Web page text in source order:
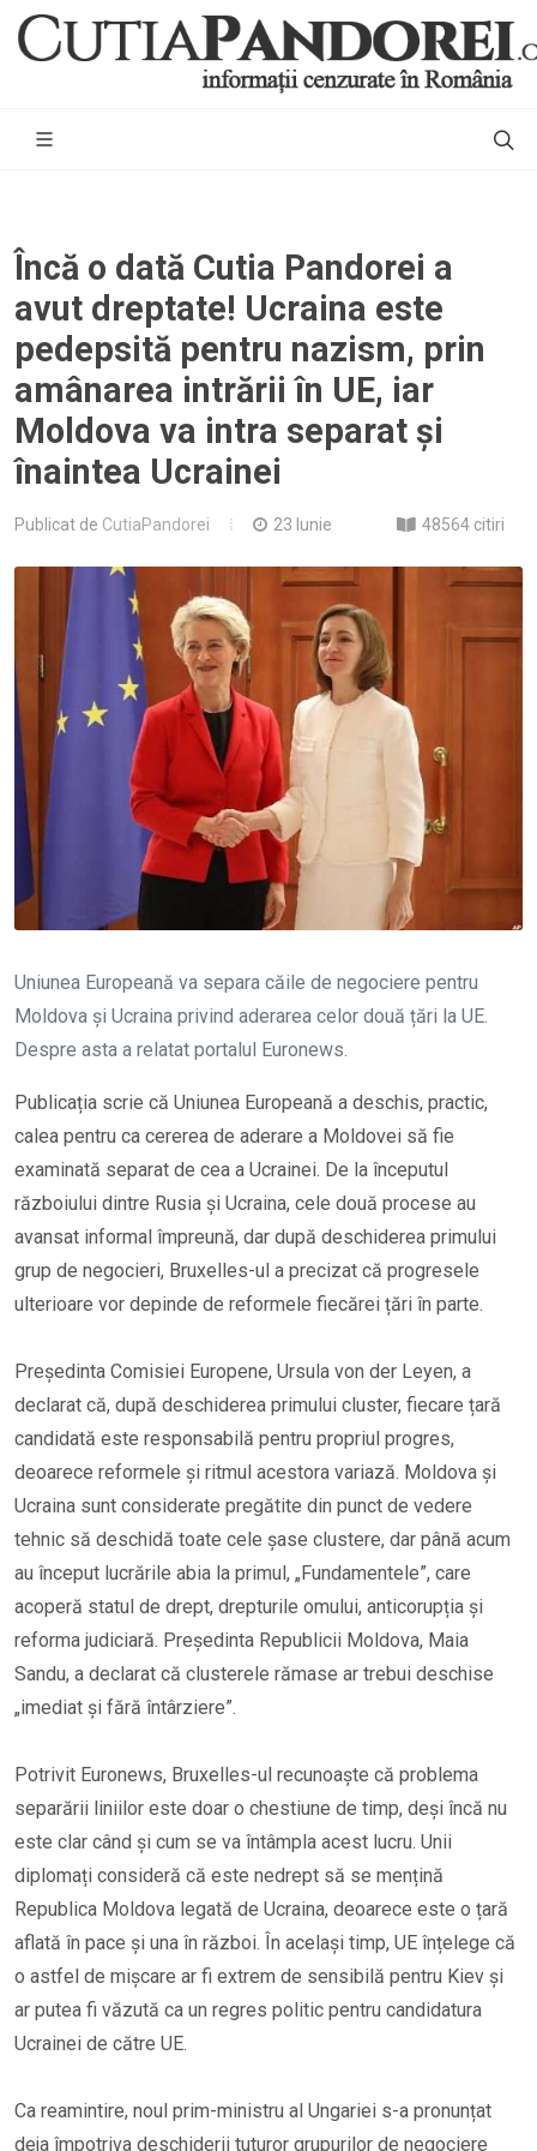
Încă o dată Cutia Pandorei a
avut dreptate! Ucraina este
pedepsită pentru nazism, prin
amânarea intrării în UE, iar
Moldova va intra separat și
înaintea Ucrainei
Publicat de CutiaPandorei 23 Iunie 48564 citiri
Uniunea Europeană va separa căile de negociere pentru
Moldova și Ucraina privind aderarea celor două țări la UE.
Despre asta a relatat portalul Euronews.
Publicația scrie că Uniunea Europeană a deschis, practic,
calea pentru ca cererea de aderare a Moldovei să fie
examinată separat de cea a Ucrainei. De la începutul
războiului dintre Rusia și Ucraina, cele două procese au
avansat informal împreună, dar după deschiderea primului
grup de negocieri, Bruxelles-ul a precizat că progresele
ulterioare vor depinde de reformele fiecărei țări în parte.
Președinta Comisiei Europene, Ursula von der Leyen, a
declarat că, după deschiderea primului cluster, fiecare țară
candidată este responsabilă pentru propriul progres,
deoarece reformele și ritmul acestora variază. Moldova și
Ucraina sunt considerate pregătite din punct de vedere
tehnic să deschidă toate cele șase clustere, dar până acum
au început lucrările abia la primul, „Fundamentele”, care
acoperă statul de drept, drepturile omului, anticorupția și
reforma judiciară. Președinta Republicii Moldova, Maia
Sandu, a declarat că clusterele rămase ar trebui deschise
„imediat și fără întârziere”.
Potrivit Euronews, Bruxelles-ul recunoaște că problema
separării liniilor este doar o chestiune de timp, deși încă nu
este clar când și cum se va întâmpla acest lucru. Unii
diplomați consideră că este nedrept să se mențină
Republica Moldova legată de Ucraina, deoarece este o țară
aflată în pace și una în război. În același timp, UE înțelege că
o astfel de mișcare ar fi extrem de sensibilă pentru Kiev și
ar putea fi văzută ca un regres politic pentru candidatura
Ucrainei de către UE.
Ca reamintire, noul prim-ministru al Ungariei s-a pronunțat
deja împotriva deschiderii tuturor grupurilor de negociere